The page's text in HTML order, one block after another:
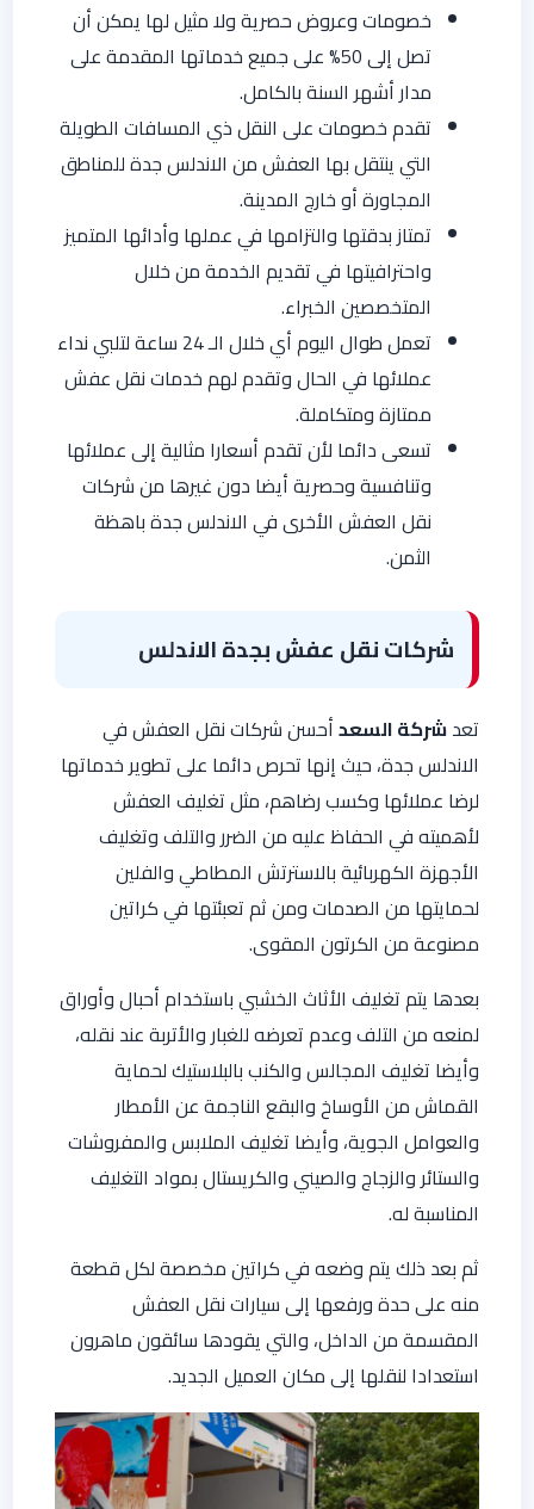
خصومات وعروض حصرية ولا مثيل لها يمكن أن
تصل إلى 50% على جميع خدماتها المقدمة على
مدار أشهر السنة بالكامل.
تقدم خصومات على النقل ذي المسافات الطويلة
التي ينتقل بها العفش من الاندلس جدة للمناطق
المجاورة أو خارج المدينة.
تمتاز بدقتها والتزامها في عملها وأدائها المتميز
واحترافيتها في تقديم الخدمة من خلال
المتخصصين الخبراء.
تعمل طوال اليوم أي خلال الـ 24 ساعة لتلبي نداء
عملائها في الحال وتقدم لهم خدمات نقل عفش
ممتازة ومتكاملة.
تسعى دائما لأن تقدم أسعارا مثالية إلى عملائها
وتنافسية وحصرية أيضا دون غيرها من شركات
نقل العفش الأخرى في الاندلس جدة باهظة
الثمن.
شركات نقل عفش بجدة الاندلس
تعدشركة السعدأحسن شركات نقل العفش في
الاندلس جدة، حيث إنها تحرص دائما على تطوير خدماتها
لرضا عملائها وكسب رضاهم، مثل تغليف العفش
لأهميته في الحفاظ عليه من الضرر والتلف وتغليف
الأجهزة الكهربائية بالاسترتش المطاطي والفلين
لحمايتها من الصدمات ومن ثم تعبئتها في كراتين
مصنوعة من الكرتون المقوى.
بعدها يتم تغليف الأثاث الخشبي باستخدام أحبال وأوراق
لمنعه من التلف وعدم تعرضه للغبار والأتربة عند نقله،
وأيضا تغليف المجالس والكنب بالبلاستيك لحماية
القماش من الأوساخ والبقع الناجمة عن الأمطار
والعوامل الجوية، وأيضا تغليف الملابس والمفروشات
والستائر والزجاج والصيني والكريستال بمواد التغليف
المناسبة له.
ثم بعد ذلك يتم وضعه في كراتين مخصصة لكل قطعة
منه على حدة ورفعها إلى سيارات نقل العفش
المقسمة من الداخل، والتي يقودها سائقون ماهرون
استعدادا لنقلها إلى مكان العميل الجديد.